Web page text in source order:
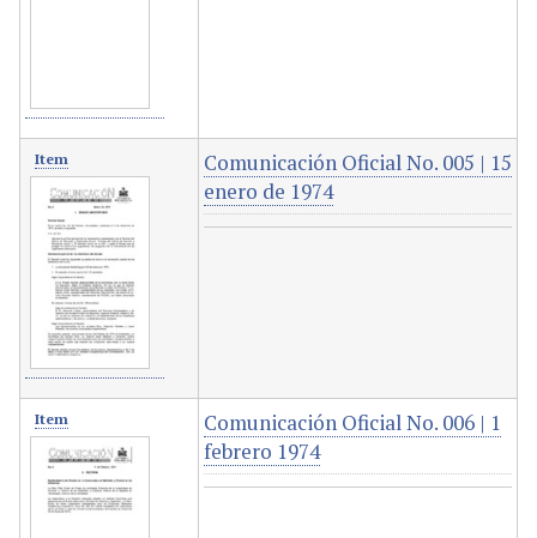
Item
Comunicación Oficial No. 005 | 15
enero de 1974
Item
Comunicación Oficial No. 006 | 1
febrero 1974